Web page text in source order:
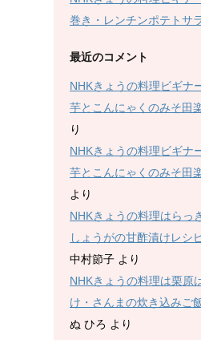
巻き・レンチンポテトサ
最近のコメント
NHKきょうの料理ビギナ
芋とこんにゃくのみそ田
り
NHKきょうの料理ビギナ
芋とこんにゃくのみそ田
より
NHKきょうの料理はらっ
しょうがの甘酢漬けレシ
中村節子 より
NHKきょうの料理は栗原
け・さんまの炊き込みご
ぬ ひろ より